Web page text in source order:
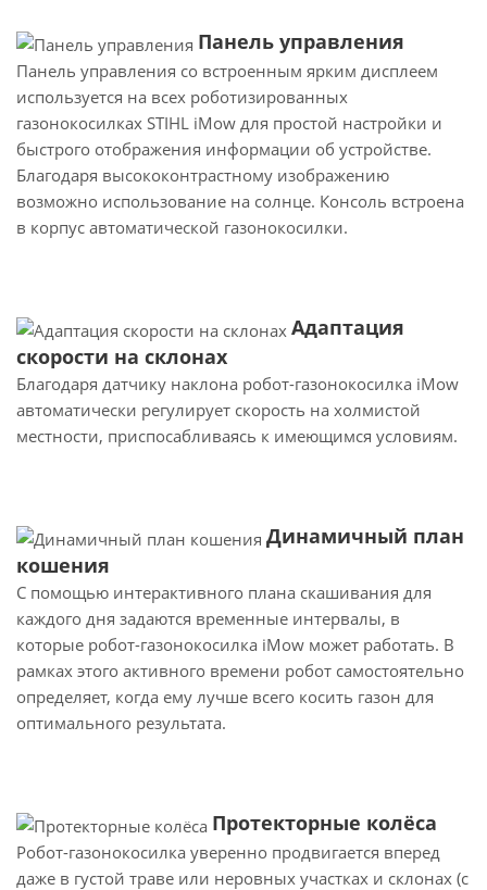
Панель управления
Панель управления со встроенным ярким дисплеем
используется на всех роботизированных
газонокосилках STIHL iMow для простой настройки и
быстрого отображения информации об устройстве.
Благодаря высококонтрастному изображению
возможно использование на солнце. Консоль встроена
в корпус автоматической газонокосилки.
Адаптация
скорости на склонах
Благодаря датчику наклона робот-газонокосилка iMow
автоматически регулирует скорость на холмистой
местности, приспосабливаясь к имеющимся условиям.
Динамичный план
кошения
С помощью интерактивного плана скашивания для
каждого дня задаются временные интервалы, в
которые робот-газонокосилка iMow может работать. В
рамках этого активного времени робот самостоятельно
определяет, когда ему лучше всего косить газон для
оптимального результата.
Протекторные колёса
Робот-газонокосилка уверенно продвигается вперед
даже в густой траве или неровных участках и склонах (с